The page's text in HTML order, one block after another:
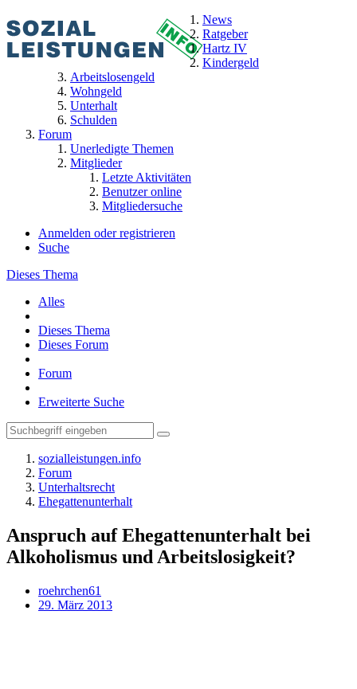
News
Ratgeber
Hartz IV
Kindergeld
Arbeitslosengeld
Wohngeld
Unterhalt
Schulden
Forum
Unerledigte Themen
Mitglieder
Letzte Aktivitäten
Benutzer online
Mitgliedersuche
Anmelden oder registrieren
Suche
Dieses Thema
Alles
Dieses Thema
Dieses Forum
Forum
Erweiterte Suche
sozialleistungen.info
Forum
Unterhaltsrecht
Ehegattenunterhalt
Anspruch auf Ehegattenunterhalt bei
Alkoholismus und Arbeitslosigkeit?
roehrchen61
29. März 2013